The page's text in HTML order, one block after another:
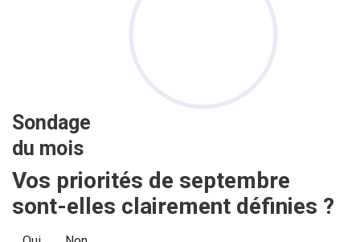
Sondage
du mois
Vos priorités de septembre
sont-elles clairement définies ?